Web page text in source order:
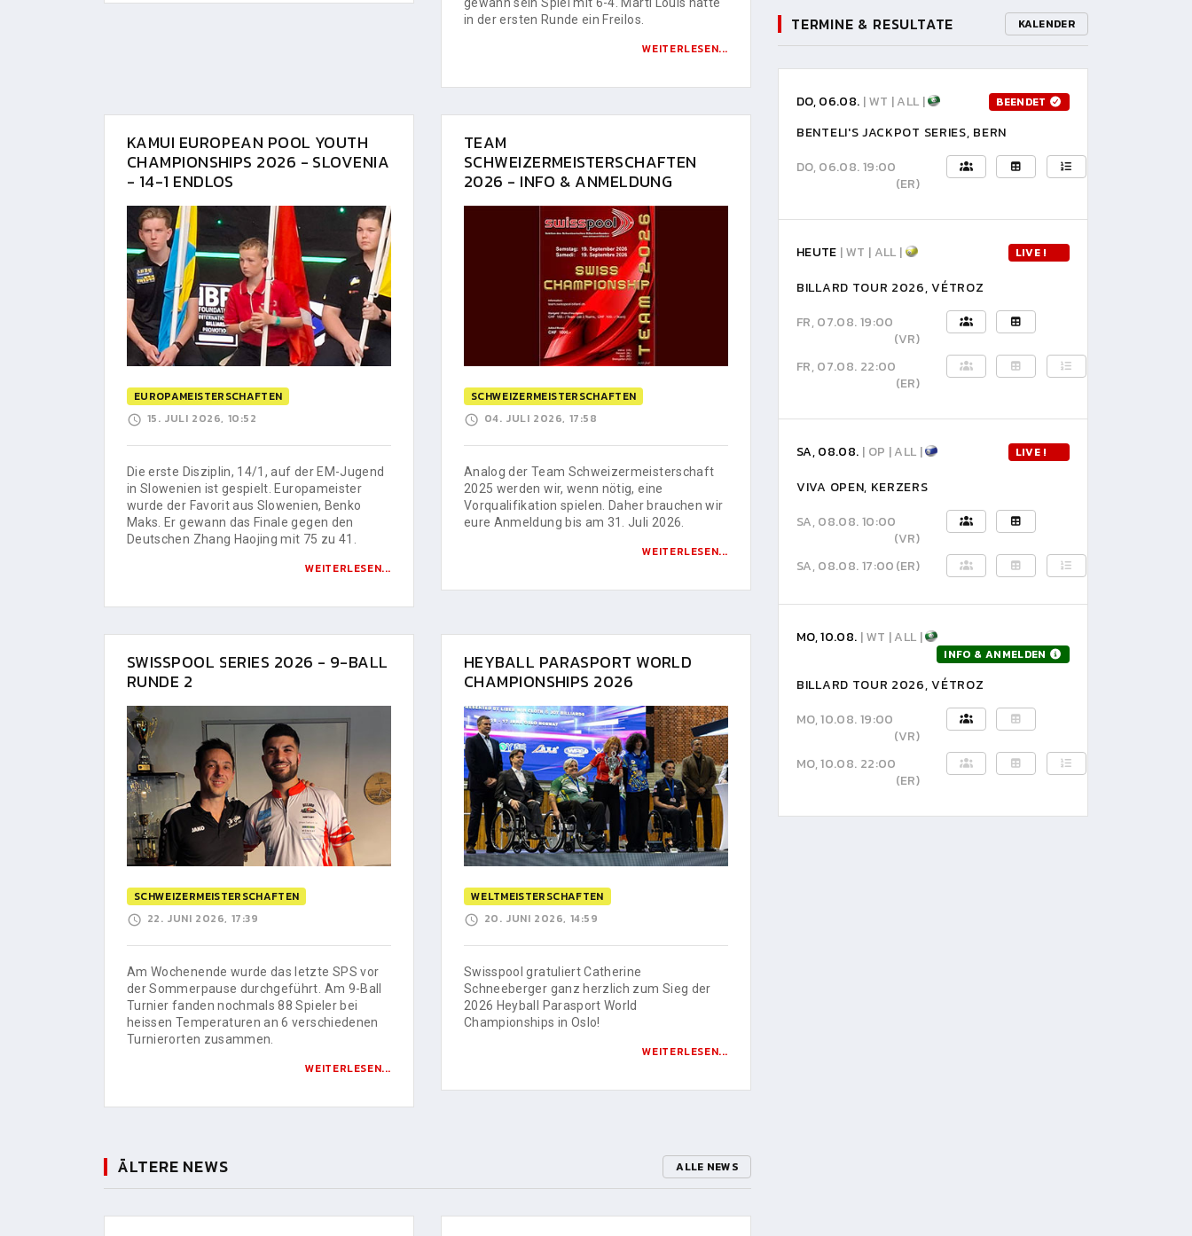
in der ersten Runde ein Freilos.
WEITERLESEN...
KAMUI EUROPEAN POOL YOUTH
CHAMPIONSHIPS 2026 - SLOVENIA
- 14-1 ENDLOS
EUROPAMEISTERSCHAFTEN
15. JULI 2026, 10:52
Die erste Disziplin, 14/1, auf der EM-Jugend
in Slowenien ist gespielt. Europameister
wurde der Favorit aus Slowenien, Benko
Maks. Er gewann das Finale gegen den
Deutschen Zhang Haojing mit 75 zu 41.
WEITERLESEN...
TEAM
SCHWEIZERMEISTERSCHAFTEN
2026 - INFO & ANMELDUNG
SCHWEIZERMEISTERSCHAFTEN
04. JULI 2026, 17:58
Analog der Team Schweizermeisterschaft
2025 werden wir, wenn nötig, eine
Vorqualifikation spielen. Daher brauchen wir
eure Anmeldung bis am 31. Juli 2026.
WEITERLESEN...
SWISSPOOL SERIES 2026 - 9-BALL
RUNDE 2
SCHWEIZERMEISTERSCHAFTEN
22. JUNI 2026, 17:39
Am Wochenende wurde das letzte SPS vor
der Sommerpause durchgeführt. Am 9-Ball
Turnier fanden nochmals 88 Spieler bei
heissen Temperaturen an 6 verschiedenen
Turnierorten zusammen.
WEITERLESEN...
HEYBALL PARASPORT WORLD
CHAMPIONSHIPS 2026
WELTMEISTERSCHAFTEN
20. JUNI 2026, 14:59
Swisspool gratuliert Catherine
Schneeberger ganz herzlich zum Sieg der
2026 Heyball Parasport World
Championships in Oslo!
WEITERLESEN...
ÄLTERE NEWS ALLE NEWS
TERMINE & RESULTATE KALENDER
DO, 06.08. | WT | ALL | BEENDET
BENTELI'S JACKPOT SERIES, BERN
DO, 06.08. 19:00
(ER)
HEUTE | WT | ALL | LIVE !
BILLARD TOUR 2026, VÉTROZ
FR, 07.08. 19:00
(VR)
FR, 07.08. 22:00
(ER)
SA, 08.08. | OP | ALL | LIVE !
VIVA OPEN, KERZERS
SA, 08.08. 10:00
(VR)
SA, 08.08. 17:00(ER)
MO, 10.08. | WT | ALL |
INFO & ANMELDEN
BILLARD TOUR 2026, VÉTROZ
MO, 10.08. 19:00
(VR)
MO, 10.08. 22:00
(ER)